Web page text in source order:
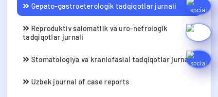
Gepato-gastroeterologik tadqiqotlar jurnali
Reproduktiv salomatlik va uro-nefrologik
tadqiqotlar jurnali
Stomatologiya va kraniofasial tadqiqotlar jurnali
Uzbek journal of case reports